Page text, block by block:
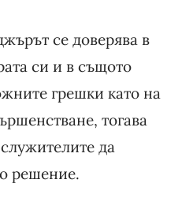
се доверява в
си и в същото
грешки като на
тогава
да
решение.